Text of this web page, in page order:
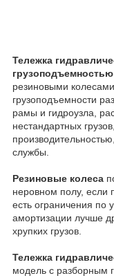
Тележка
грузоподъемностью
резиновыми
грузоподъемности
рамы и гидроузла,
нестандартных
службы.
Резиновые колеса
неровном полу, если
есть ограничения
амортизации лучше
хрупких грузов.
Тележка
модель с разборным